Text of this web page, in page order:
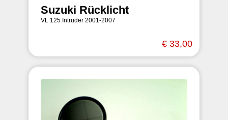
Suzuki Rücklicht
VL 125 Intruder 2001-2007
€ 33,00